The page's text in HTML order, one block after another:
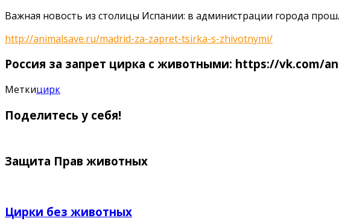
Важная новость из столицы Испании: в администрации города
http://animalsave.ru/madrid-za-zapret-tsirka-s-zhivotnymi/
Россия за запрет цирка с животными: https://vk.com/
Меткицирк
Поделитесь у себя!
Защита Прав животных
Цирки без животных